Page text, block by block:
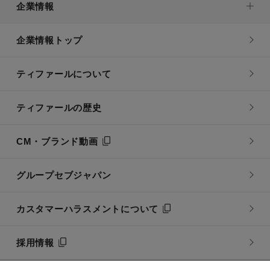
企業情報
企業情報トップ
ティファールについて
ティファールの歴史
CM・ブランド動画
グループセブジャパン
カスタマーハラスメントについて
採用情報